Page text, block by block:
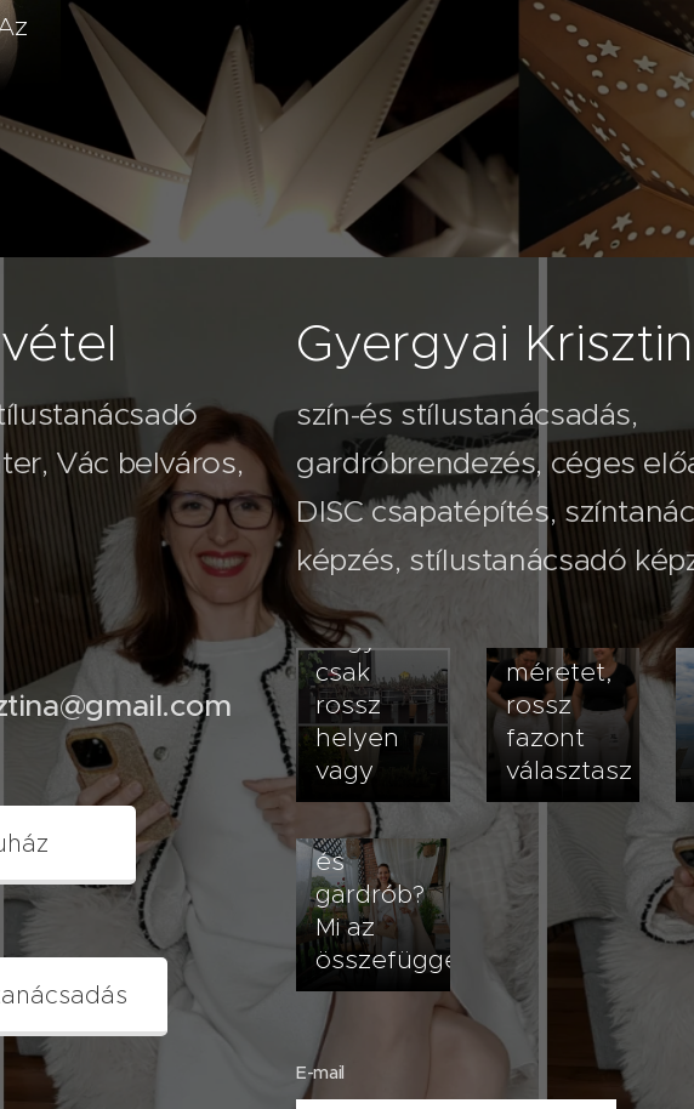
Vác belváros,
Gyergyai
szín-és stílustanácsadás,
gardróbrendezés, céges
DISC csapatépítés,
képzés, stílustanácsadó
2026.08.03
Nem
veled
van baj-
lehet,
hogy
csak
rossz
helyen
vagy
2026.07.26
A fehér
nadrág
kövérít –
vagy
méretet,
rossz
fazont
választasz
2026.07.20
Terasz
és
gardrób?
Mi az
összefüggés?
E-mail